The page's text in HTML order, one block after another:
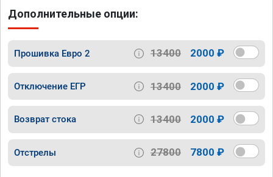
Дополнительные опции:
Прошивка Евро 2 13400 2000 ₽
Отключение ЕГР 13400 2000 ₽
Возврат стока 13400 2000 ₽
Отстрелы 27800 7800 ₽